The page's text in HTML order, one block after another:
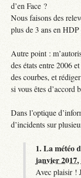
d’en Face ?
Nous faisons des
plus de 3 ans en HDP
Autre point :
des états entre 2006
des courbes, et
si vous êtes d’accord
Dans l’optique
d’incidents sur
1.La météo
janvier
Avec plaisir !